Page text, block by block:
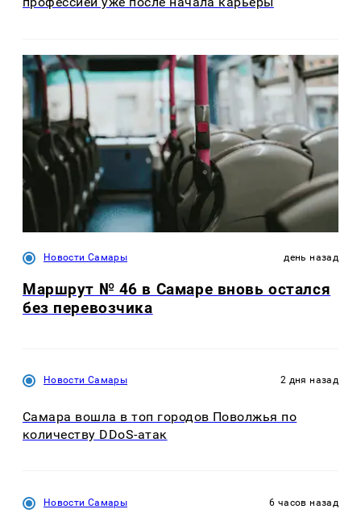
Новости Самары день назад
Маршрут № 46 в Самаре вновь остался
без перевозчика
Новости Самары 2 дня назад
Самара вошла в топ городов Поволжья по
количеству DDoS-атак
Новости Самары 6 часов назад